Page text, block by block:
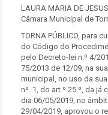
LAURA MARIA DE
Câmara Municipal de
TORNA PÚBLICO, para
do Código do
pelo Decreto-lei n.º 4/
75/2013 de 12/09, na
municipal, no uso da
nº. 1, do art.º 25.º, da já
dia 06/05/2019, no
29/04/2019, aprovou o